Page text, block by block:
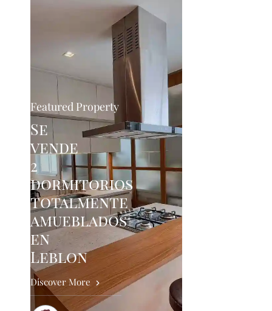
Featured Property
Se
vende
2
dormitorios
totalmente
amueblados
en
Leblon
Discover More